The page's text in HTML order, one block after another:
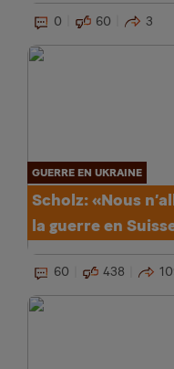
0 60 3
GUERRE EN UKRAINE
Scholz: «Nous
la guerre en
60 438